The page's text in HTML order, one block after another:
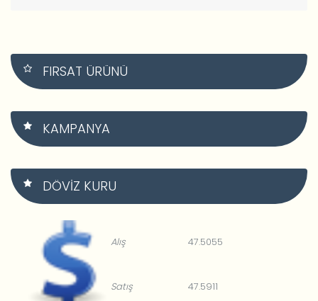
FIRSAT ÜRÜNÜ
KAMPANYA
DÖVIZ KURU
Alış 47.5055
Satış 47.5911